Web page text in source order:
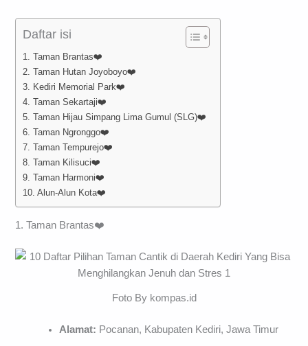
Daftar isi
1. Taman Brantas❤️
2. Taman Hutan Joyoboyo❤️
3. Kediri Memorial Park❤️
4. Taman Sekartaji❤️
5. Taman Hijau Simpang Lima Gumul (SLG)❤️
6. Taman Ngronggo❤️
7. Taman Tempurejo❤️
8. Taman Kilisuci❤️
9. Taman Harmoni❤️
10. Alun-Alun Kota❤️
1. Taman Brantas❤️
Foto By kompas.id
Alamat: Pocanan, Kabupaten Kediri, Jawa Timur